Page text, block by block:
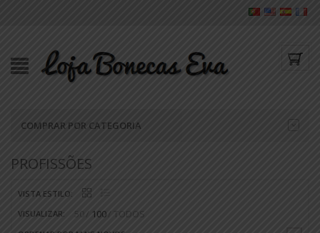
COMPRAR POR CATEGORIA
PROFISSÕES
VISTA ESTILO:
VISUALIZAR:
50 100 TODOS